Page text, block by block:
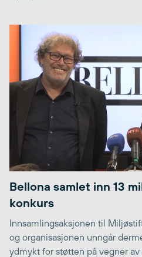
Bellona samlet inn 13
konkurs
Innsamlingsaksjonen til
og organisasjonen unngår
ydmykt for støtten på vegner av